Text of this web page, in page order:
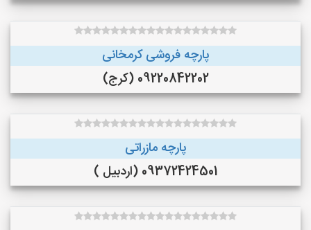
پارچه فروشی کرمخانی
09220842202 (کرج)
پارچه مازراتی
09372424501 (اردبیل )